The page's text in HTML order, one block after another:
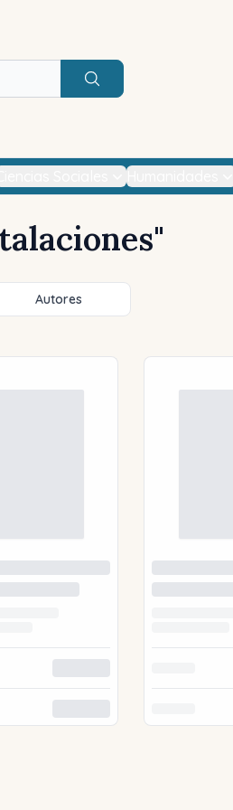
Buscar
"
Autores